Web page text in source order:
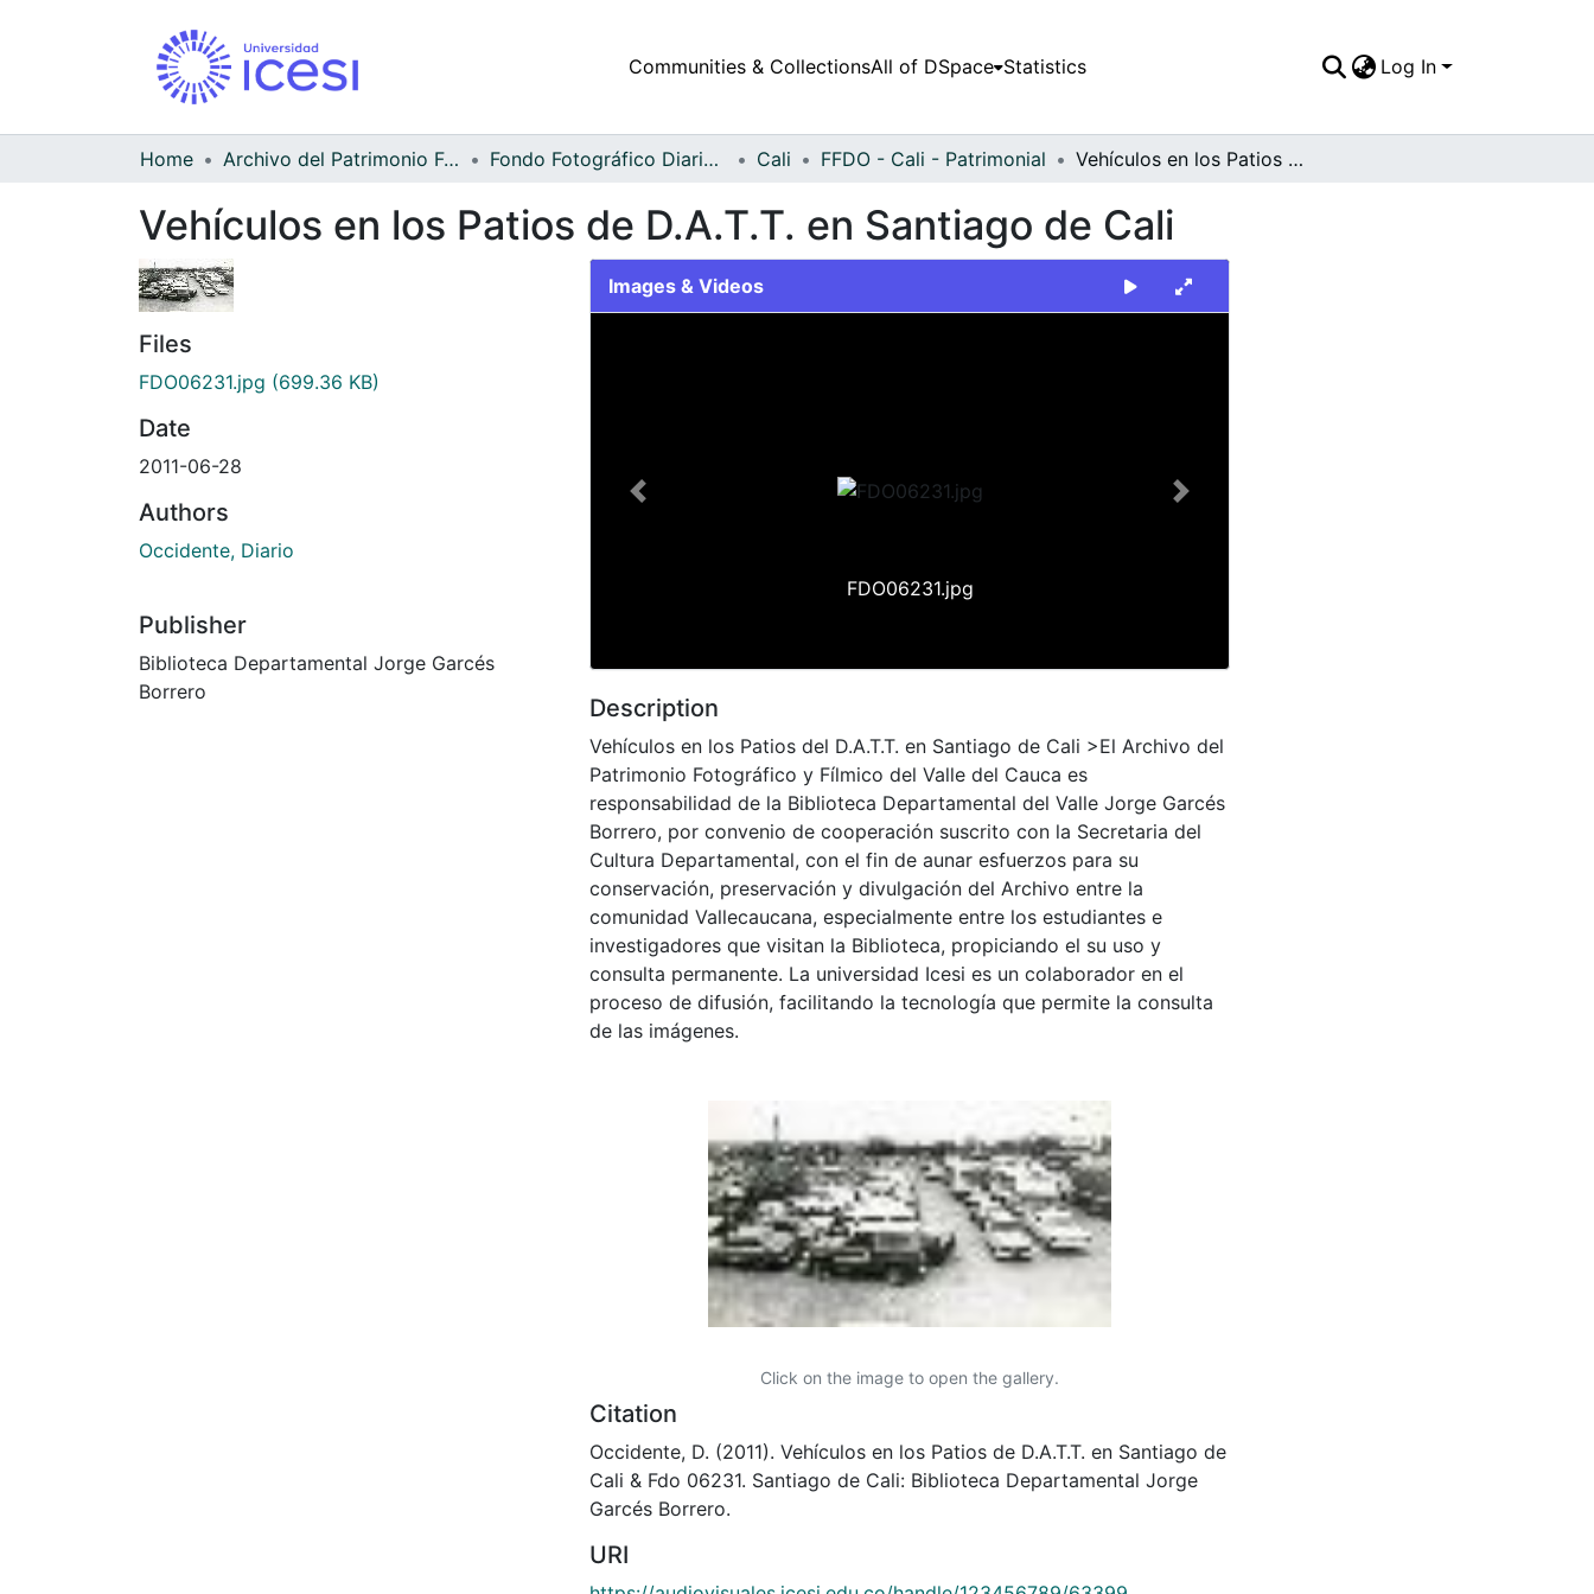
Communities & CollectionsAll of DSpace Statistics Log In
Home Archivo del Patrimonio Fotográfico y Fílmico del Valle del Cauca Fondo Fotográfico Diario Occidente Cali FFDO - Cali - Patrimonial Vehículos en los Patios de D.A.T.T. en Santiago de Cali
Vehículos en los Patios de D.A.T.T. en Santiago de Cali
Files
FDO06231.jpg (699.36 KB)
Date
2011-06-28
Authors
Occidente, Diario
Publisher
Biblioteca Departamental Jorge Garcés
Borrero
Images & Videos
FDO06231.jpg
Previous Next
Description
Vehículos en los Patios del D.A.T.T. en Santiago de Cali >El Archivo del
Patrimonio Fotográfico y Fílmico del Valle del Cauca es
responsabilidad de la Biblioteca Departamental del Valle Jorge Garcés
Borrero, por convenio de cooperación suscrito con la Secretaria del
Cultura Departamental, con el fin de aunar esfuerzos para su
conservación, preservación y divulgación del Archivo entre la
comunidad Vallecaucana, especialmente entre los estudiantes e
investigadores que visitan la Biblioteca, propiciando el su uso y
consulta permanente. La universidad Icesi es un colaborador en el
proceso de difusión, facilitando la tecnología que permite la consulta
de las imágenes.
Click on the image to open the gallery.
Citation
Occidente, D. (2011). Vehículos en los Patios de D.A.T.T. en Santiago de
Cali & Fdo 06231. Santiago de Cali: Biblioteca Departamental Jorge
Garcés Borrero.
URI